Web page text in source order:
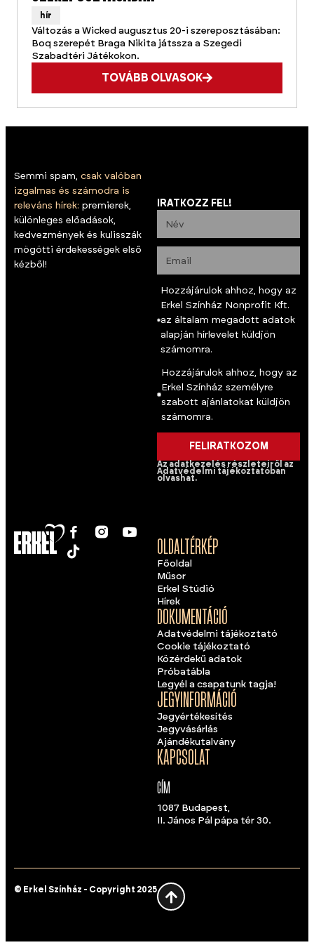
hír
Változás a Wicked augusztus 20-i szereposztásában:
Boq szerepét Braga Nikita játssza a Szegedi
Szabadtéri Játékokon.
TOVÁBB OLVASOK
Semmi spam, csak valóban
izgalmas és számodra is
releváns hírek: premierek,
különleges előadások,
kedvezmények és kulisszák
mögötti érdekességek első
kézből!
IRATKOZZ FEL!
Hozzájárulok ahhoz, hogy az
Erkel Színház Nonprofit Kft.
az általam megadott adatok
alapján hírlevelet küldjön
számomra.
Hozzájárulok ahhoz, hogy az
Erkel Színház személyre
szabott ajánlatokat küldjön
számomra.
FELIRATKOZOM
Az adatkezelés részleteiről az
Adatvédelmi tájékoztatóban
olvashat.
OLDALTÉRKÉP
Főoldal
Műsor
Erkel Stúdió
Hírek
DOKUMENTÁCIÓ
Adatvédelmi tájékoztató
Cookie tájékoztató
Közérdekű adatok
Próbatábla
Legyél a csapatunk tagja!
JEGYINFORMÁCIÓ
Jegyértékesítés
Jegyvásárlás
Ajándékutalvány
KAPCSOLAT
CÍM
1087 Budapest,
II. János Pál pápa tér 30.
© Erkel Színház - Copyright 2025